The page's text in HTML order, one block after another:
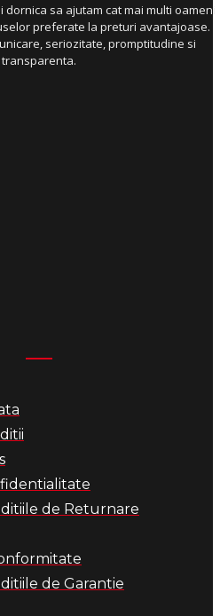
sa ajutam cat mai multi oameni
preferate la preturi avantajoase.
seriozitate, promptitudine si
transparenta.
de Returnare
de Garantie